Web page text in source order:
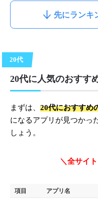
先にランキ
20代
20代に人気のおすす
まずは、 20代におすすめ
になるアプリが見つかっ
しょう。
＼全サイ
項目 アプリ名